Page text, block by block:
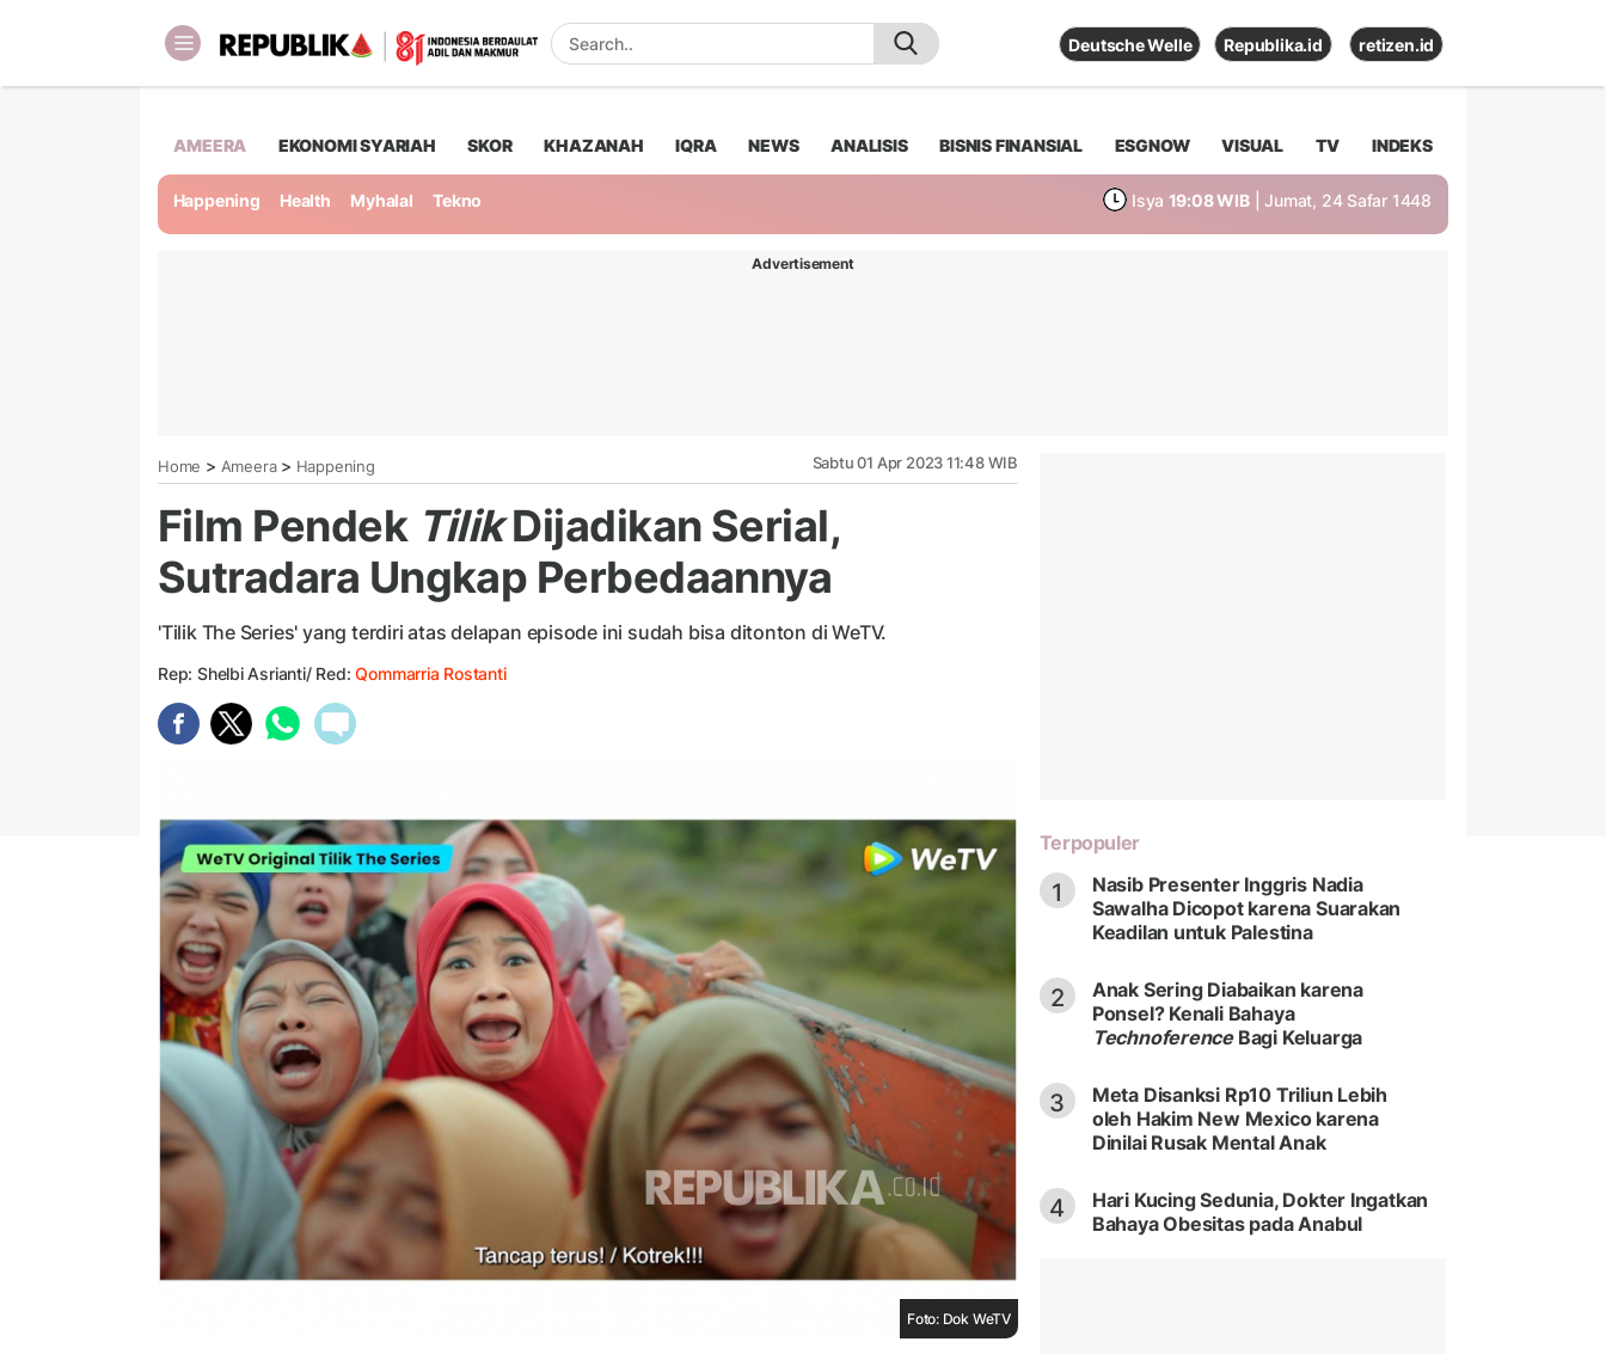
Deutsche Welle Republika.id retizen.id
AMEERA EKONOMI SYARIAH SKOR KHAZANAH IQRA NEWS ANALISIS BISNIS FINANSIAL ESGNOW VISUAL TV INDEKS
Happening Health Myhalal Tekno Isya 19:08 WIB | Jumat, 24 Safar 1448
Advertisement
Home > Ameera> Happening Sabtu 01 Apr 2023 11:48 WIB
Film Pendek TilikDijadikan Serial,
Sutradara Ungkap Perbedaannya
'Tilik The Series' yang terdiri atas delapan episode ini sudah bisa ditonton di WeTV.
Rep: Shelbi Asrianti/ Red:Qommarria Rostanti
Foto: Dok WeTV
Terpopuler
1
Nasib Presenter Inggris Nadia
Sawalha Dicopot karena Suarakan
Keadilan untuk Palestina
2
Anak Sering Diabaikan karena
Ponsel? Kenali Bahaya
TechnoferenceBagi Keluarga
3
Meta Disanksi Rp10 Triliun Lebih
oleh Hakim New Mexico karena
Dinilai Rusak Mental Anak
4
Hari Kucing Sedunia, Dokter Ingatkan
Bahaya Obesitas pada Anabul